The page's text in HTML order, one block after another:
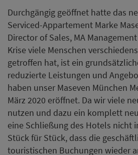
Durchgängig geöffnet hatte das
Serviced-Appartement Marke
Director of Sales, MA
Krise viele Menschen
getroffen hat, ist ein
reduzierte Leistungen und
haben unser Maseven München
März 2020 eröffnet. Da wir viele
nutzen und dazu ein komplett
eine Schließung des Hotels nicht
Stück für Stück, dass die
touristischen Buchungen wieder